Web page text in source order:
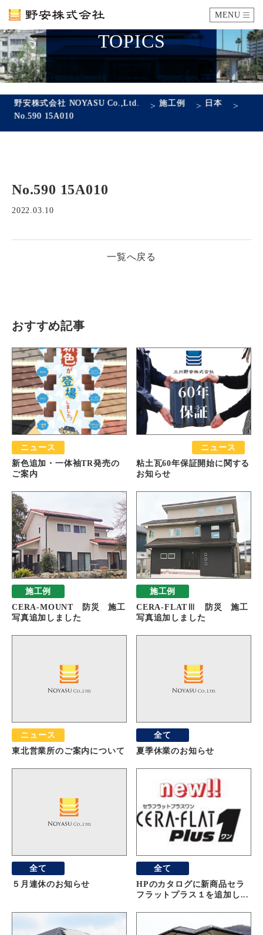
MENU
カタログ
企業情報
会社概要
採用情報
先輩社員の声
お問い合わせ プライバシーポリシー サイトマップ
TOPICS
野安株式会社 NOYASU Co.,Ltd. >施工例 > 日本 >
No.590 15A010
No.590 15A010
2022.03.10
一覧へ戻る
おすすめ記事
ニュース
新色追加・一体袖TR発売の
ご案内
ニュース
粘土瓦60年保証開始に関する
お知らせ
施工例
CERA-MOUNT 防災 施工
写真追加しました
施工例
CERA-FLATⅢ 防災 施工
写真追加しました
ニュース
東北営業所のご案内について
全て
夏季休業のお知らせ
全て
５月連休のお知らせ
全て
HPのカタログに新商品セラ
フラットプラス１を追加し...